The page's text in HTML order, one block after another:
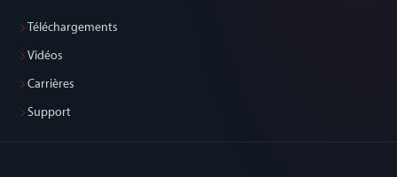
Téléchargements
Vidéos
Carrières
Support